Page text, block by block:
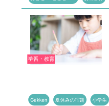
学習・教育
Gakken 夏休みの宿題 小学生